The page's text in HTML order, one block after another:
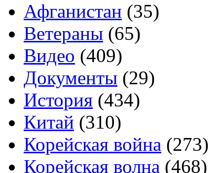
Афганистан (35)
Ветераны (65)
Видео (409)
Документы (29)
История (434)
Китай (310)
Корейская война (273)
Корейская волна (468)